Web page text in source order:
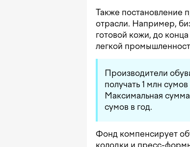
Также постановление
отрасли. Например,
готовой кожи, до
легкой
Производители
получать 1 млн
Максимальная
сумов в год.
Фонд компенсирует